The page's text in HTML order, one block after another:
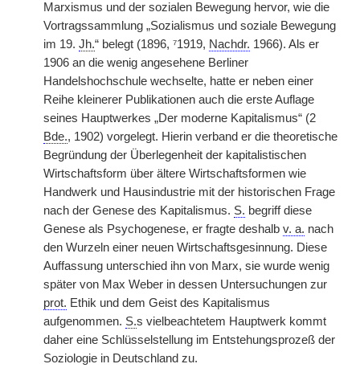
Marxismus und der sozialen Bewegung hervor, wie die
Vortragssammlung „Sozialismus und soziale Bewegung
im 19. Jh.“ belegt (1896, ⁷1919, Nachdr. 1966). Als er
1906 an die wenig angesehene Berliner
Handelshochschule wechselte, hatte er neben einer
Reihe kleinerer Publikationen auch die erste Auflage
seines Hauptwerkes „Der moderne Kapitalismus“ (2
Bde., 1902) vorgelegt. Hierin verband er die theoretische
Begründung der Überlegenheit der kapitalistischen
Wirtschaftsform über ältere Wirtschaftsformen wie
Handwerk und Hausindustrie mit der historischen Frage
nach der Genese des Kapitalismus. S. begriff diese
Genese als Psychogenese, er fragte deshalb v. a. nach
den Wurzeln einer neuen Wirtschaftsgesinnung. Diese
Auffassung unterschied ihn von Marx, sie wurde wenig
später von Max Weber in dessen Untersuchungen zur
prot. Ethik und dem Geist des Kapitalismus
aufgenommen. S.s vielbeachtetem Hauptwerk kommt
daher eine Schlüsselstellung im Entstehungsprozeß der
Soziologie in Deutschland zu.